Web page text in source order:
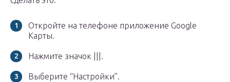
Откройте на телефоне приложение Google
Карты.
Нажмите значок |||.
Выберите “Настройки”.